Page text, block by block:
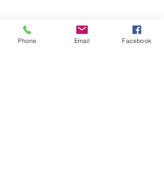
Phone Email Facebook